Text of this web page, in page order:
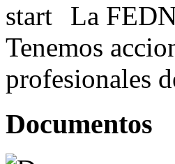
La
Tenemos
profesionales
Documentos